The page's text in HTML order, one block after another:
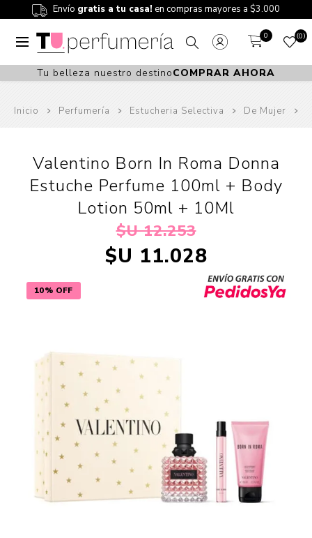
Envío gratis a tu casa! en compras mayores a $3.000
0 0
Tu belleza nuestro destinoCOMPRAR AHORA
Inicio Perfumería Estucheria Selectiva De Mujer
10% OFF
Valentino Born In Roma Donna
Estuche Perfume 100ml + Body
Lotion 50ml + 10Ml
$U 12.253
$U 11.028